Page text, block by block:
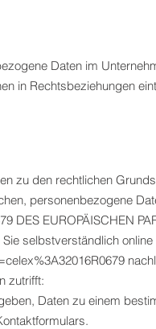
Daten im
in Rechtsbeziehungen
zu den rechtlichen
personenbezogene
DES EUROPÄISCHEN
selbstverständlich
zutrifft:
Daten zu einem